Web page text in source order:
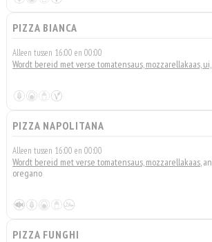
PIZZA BIANCA
Alleen tussen 16:00 en 00:00
Wordt bereid met verse tomatensaus, mozzarellakaas,
PIZZA NAPOLITANA
Alleen tussen 16:00 en 00:00
Wordt bereid met verse tomatensaus, mozzarellakaas,
oregano
PIZZA FUNGHI